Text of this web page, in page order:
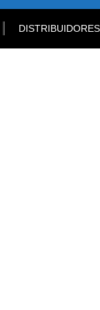
DISTRIBUIDORES